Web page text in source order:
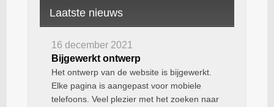
Laatste nieuws
16 december 2021
Bijgewerkt ontwerp
Het ontwerp van de website is bijgewerkt.
Elke pagina is aangepast voor mobiele
telefoons. Veel plezier met het zoeken naar